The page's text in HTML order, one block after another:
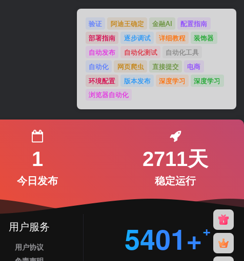
验证 阿迪王确定 金融AI
配置指南
部署指南
逐步调试 详细教程
装饰器
自动发布
自动化测试
自动化工具
自动化
网页爬虫 直接提交
电商
环境配置
版本发布 深度学习
深度学习
浏览器自动化
1
今日发布
2711天
稳定运行
用户服务
用户协议
5401+